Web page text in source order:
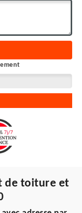
de toiture et